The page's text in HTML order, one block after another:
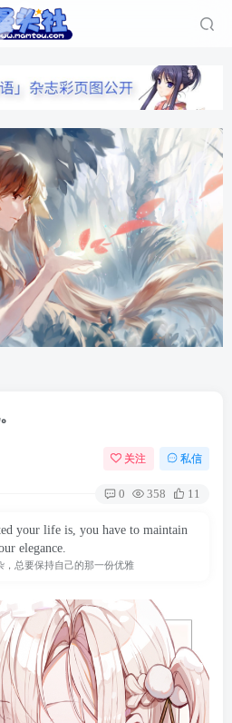
关注 私信
0 358 11
your life is, you have to maintain
elegance.
，总要保持自己的那一份优雅